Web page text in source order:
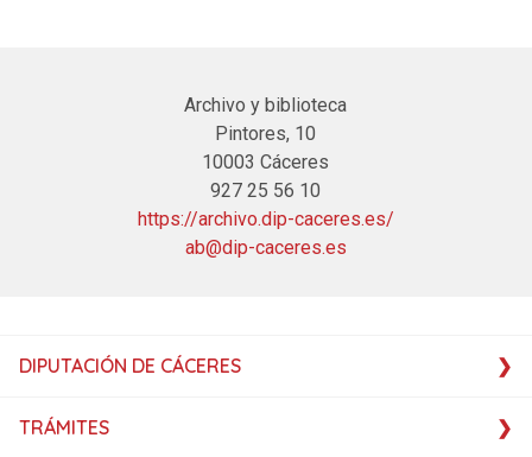
Archivo y biblioteca
Pintores, 10
10003 Cáceres
927 25 56 10
https://archivo.dip-caceres.es/
ab@dip-caceres.es
DIPUTACIÓN DE CÁCERES
TRÁMITES